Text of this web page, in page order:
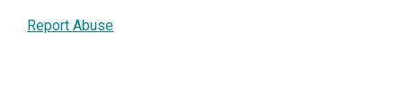
Report Abuse